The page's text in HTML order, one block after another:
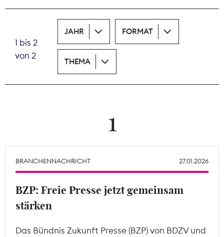
Wächterpreis
Mitgliederbereich
1 bis 2
von 2
JAHR FORMAT
THEMA
1
BRANCHENNACHRICHT 27.01.2026
BZP: Freie Presse jetzt gemeinsam
stärken
Das Bündnis Zukunft Presse (BZP) von BDZV und